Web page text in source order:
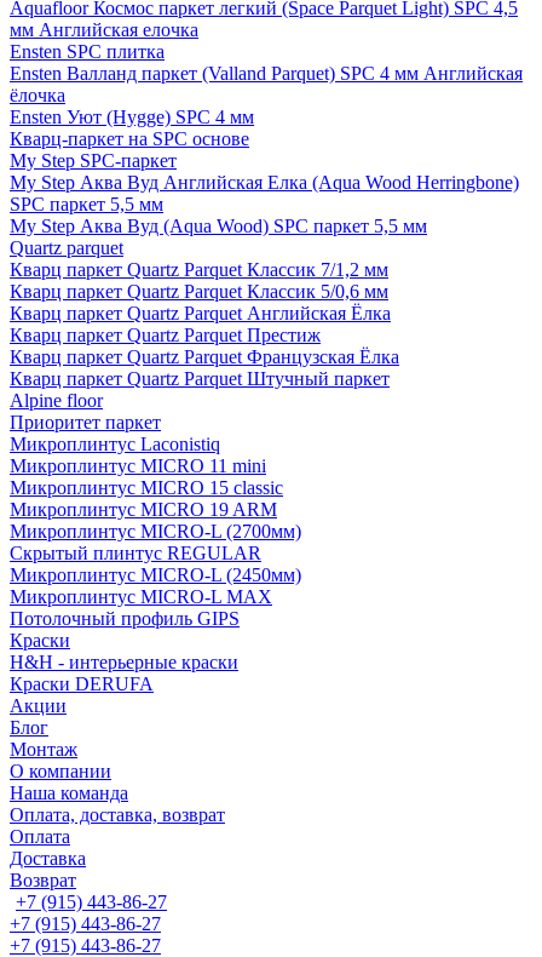
Aquafloor Космос паркет легкий (Space Parquet Light) SPC 4,5
мм Английская елочка
Ensten SPC плитка
Ensten Валланд паркет (Valland Parquet) SPC 4 мм Английская
ёлочка
Ensten Уют (Hygge) SPC 4 мм
Кварц-паркет на SPC основе
My Step SPC-паркет
My Step Аква Вуд Английская Елка (Aqua Wood Herringbone)
SPC паркет 5,5 мм
My Step Аква Вуд (Aqua Wood) SPC паркет 5,5 мм
Quartz parquet
Кварц паркет Quartz Parquet Классик 7/1,2 мм
Кварц паркет Quartz Parquet Классик 5/0,6 мм
Кварц паркет Quartz Parquet Английская Ёлка
Кварц паркет Quartz Parquet Престиж
Кварц паркет Quartz Parquet Французская Ёлка
Кварц паркет Quartz Parquet Штучный паркет
Alpine floor
Приоритет паркет
Микроплинтус Laconistiq
Микроплинтус MICRO 11 mini
Микроплинтус MICRO 15 classic
Микроплинтус MICRO 19 ARM
Микроплинтус MICRO-L (2700мм)
Скрытый плинтус REGULAR
Микроплинтус MICRO-L (2450мм)
Микроплинтус MICRO-L MAX
Потолочный профиль GIPS
Краски
H&H - интерьерные краски
Краски DERUFA
Акции
Блог
Монтаж
О компании
Наша команда
Оплата, доставка, возврат
Оплата
Доставка
Возврат
+7 (915) 443-86-27
+7 (915) 443-86-27
+7 (915) 443-86-27